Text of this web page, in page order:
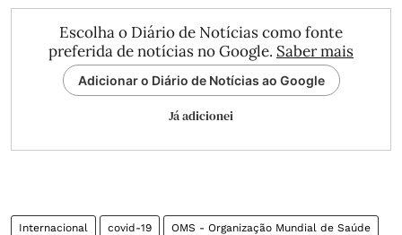
Escolha o Diário de Notícias como fonte
preferida de notícias no Google. Saber mais
Adicionar o Diário de Notícias ao Google
Já adicionei
Internacional covid-19 OMS - Organização Mundial de Saúde